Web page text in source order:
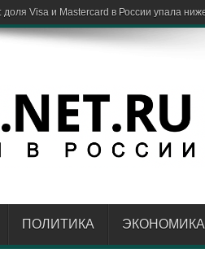
доля Visa и Mastercard в России упала
ПОЛИТИКА ЭКОНОМИКА